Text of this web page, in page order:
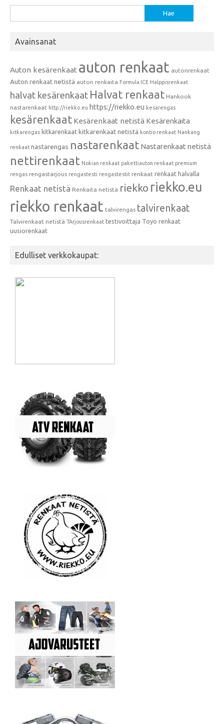
Avainsanat
Auton kesärenkaat auton renkaat autonrenkaat
Auton renkaat netistä auton renkaita Formula ICE Halppisrenkaat
halvat kesärenkaat Halvat renkaat Hankook
nastarenkaat http://riekko.eu https://riekko.eu kesärengas
kesärenkaat Kesärenkaat netistä Kesärenkaita
kitkarengas kitkarenkaat kitkarenkaat netistä kontio renkaat Nankang
renkaat nastarengas nastarenkaat Nastarenkaat netistä
nettirenkaat Nokian renkaat pakettiauton renkaat premium
rengas rengastarjous rengastesti rengastestit renkaat renkaat halvalla
Renkaat netistä Renkaita netistä riekko riekko.eu
riekko renkaat talvirengas talvirenkaat
Talvirenkaat netistä TArjousrenkaat testivoittaja Toyo renkaat
uusiorenkaat
Edulliset verkkokaupat: